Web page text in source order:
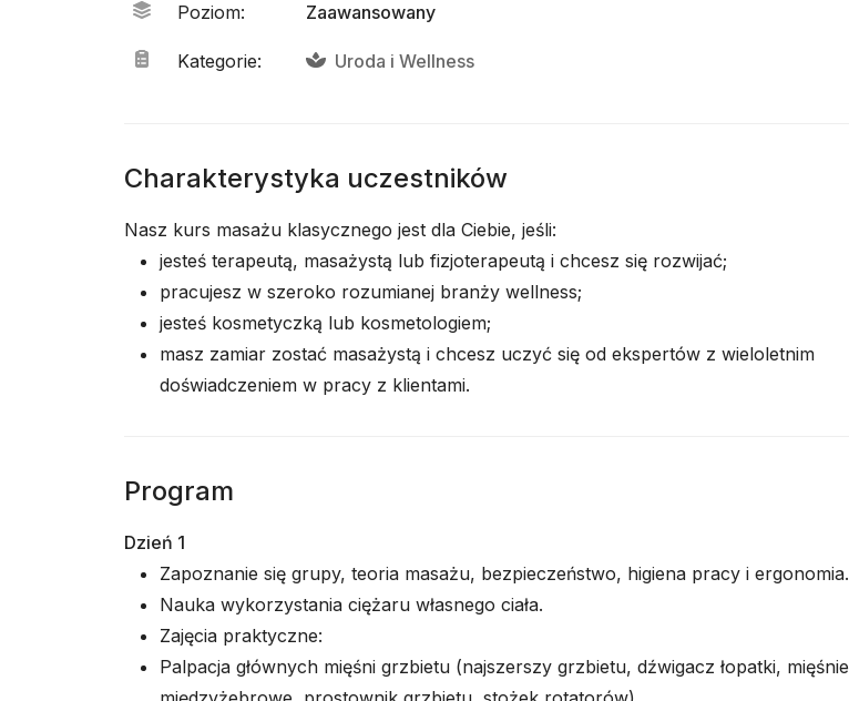
Poziom: Zaawansowany
Kategorie: Uroda i Wellness
Charakterystyka uczestników
Nasz kurs masażu klasycznego jest dla Ciebie, jeśli:
jesteś terapeutą, masażystą lub fizjoterapeutą i chcesz się rozwijać;
pracujesz w szeroko rozumianej branży wellness;
jesteś kosmetyczką lub kosmetologiem;
masz zamiar zostać masażystą i chcesz uczyć się od ekspertów z wieloletnim
doświadczeniem w pracy z klientami.
Program
Dzień 1
Zapoznanie się grupy, teoria masażu, bezpieczeństwo, higiena pracy i ergonomia.
Nauka wykorzystania ciężaru własnego ciała.
Zajęcia praktyczne:
Palpacja głównych mięśni grzbietu (najszerszy grzbietu, dźwigacz łopatki, mięśnie